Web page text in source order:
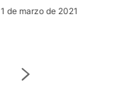
1 de marzo de 2021